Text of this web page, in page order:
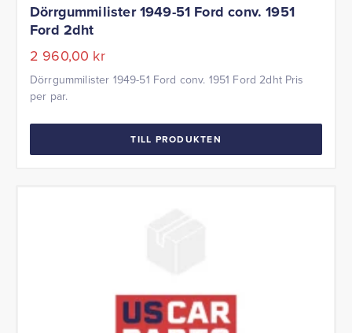
Dörrgummilister 1949-51 Ford conv. 1951
Ford 2dht
2 960,00 kr
Dörrgummilister 1949-51 Ford conv. 1951 Ford 2dht Pris
per par.
TILL PRODUKTEN